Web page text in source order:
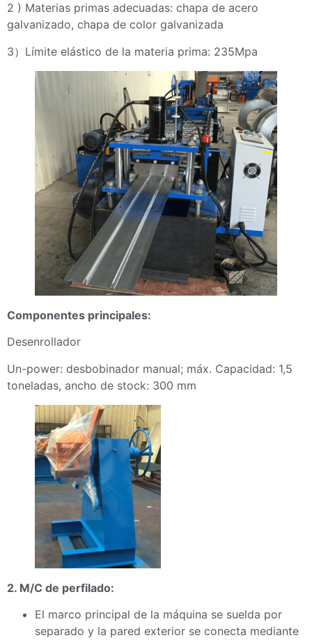
2 ) Materias primas adecuadas: chapa de acero
galvanizado, chapa de color galvanizada
3）Límite elástico de la materia prima: 235Mpa
Componentes principales:
Desenrollador
Un-power: desbobinador manual; máx. Capacidad: 1,5
toneladas, ancho de stock: 300 mm
2. M/C de perfilado:
El marco principal de la máquina se suelda por
separado y la pared exterior se conecta mediante